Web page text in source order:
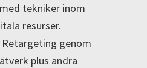
tekniker inom
resurser.
genom
plus andra